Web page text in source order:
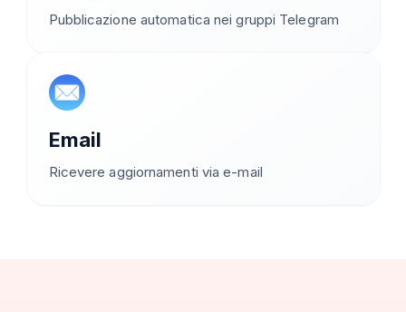
Pubblicazione automatica nei gruppi Telegram
Email
Ricevere aggiornamenti via e-mail